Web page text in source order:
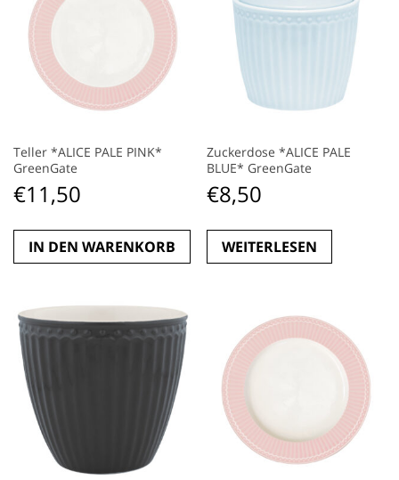
Teller *ALICE PALE PINK*
GreenGate
€11,50
IN DEN WARENKORB
Zuckerdose *ALICE PALE
BLUE* GreenGate
€8,50
WEITERLESEN